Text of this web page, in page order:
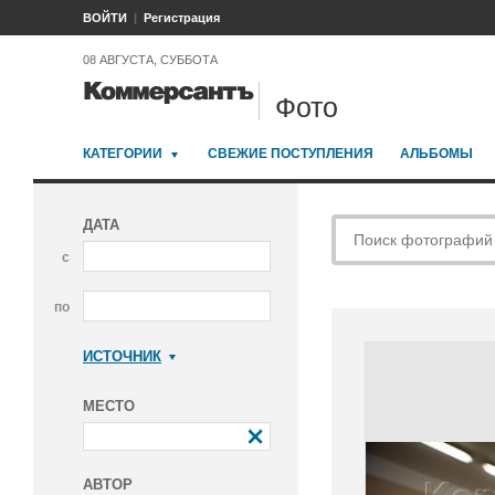
ВОЙТИ Регистрация
08 АВГУСТА, СУББОТА
Фото
КАТЕГОРИИ СВЕЖИЕ ПОСТУПЛЕНИЯ АЛЬБОМЫ
ДАТА
с
по
ИСТОЧНИК
МЕСТО
АВТОР